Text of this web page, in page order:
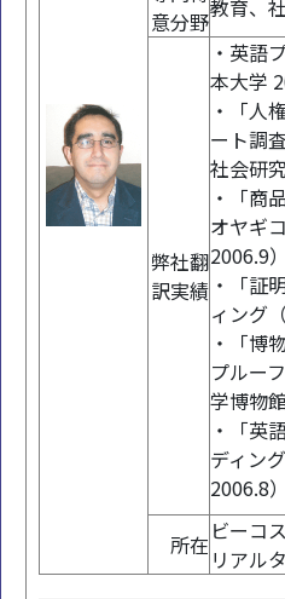
意分野教育、
弊社翻
訳実績
・英語
本大学
・「人
ート調
社会研
・「商
オヤギ
2006.9）
・「証
ィング
・「博
プルー
学博物
・「英
ディン
2006.8）
所在 ビーコ
リアル